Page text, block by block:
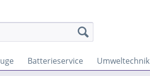
Batterieservice Umweltechnik